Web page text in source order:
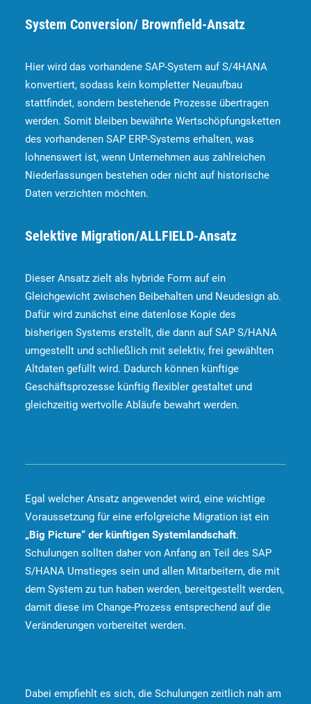
System Conversion/ Brownfield-Ansatz
Hier wird das vorhandene SAP-System auf S/4HANA
konvertiert, sodass kein kompletter Neuaufbau
stattfindet, sondern bestehende Prozesse übertragen
werden. Somit bleiben bewährte Wertschöpfungsketten
des vorhandenen SAP ERP-Systems erhalten, was
lohnenswert ist, wenn Unternehmen aus zahlreichen
Niederlassungen bestehen oder nicht auf historische
Daten verzichten möchten.
Selektive Migration/ALLFIELD-Ansatz
Dieser Ansatz zielt als hybride Form auf ein
Gleichgewicht zwischen Beibehalten und Neudesign ab.
Dafür wird zunächst eine datenlose Kopie des
bisherigen Systems erstellt, die dann auf SAP S/HANA
umgestellt und schließlich mit selektiv, frei gewählten
Altdaten gefüllt wird. Dadurch können künftige
Geschäftsprozesse künftig flexibler gestaltet und
gleichzeitig wertvolle Abläufe bewahrt werden.
Egal welcher Ansatz angewendet wird, eine wichtige
Voraussetzung für eine erfolgreiche Migration ist ein
„Big Picture“ der künftigen Systemlandschaft.
Schulungen sollten daher von Anfang an Teil des SAP
S/HANA Umstieges sein und allen Mitarbeitern, die mit
dem System zu tun haben werden, bereitgestellt werden,
damit diese im Change-Prozess entsprechend auf die
Veränderungen vorbereitet werden.
Dabei empfiehlt es sich, die Schulungen zeitlich nah am